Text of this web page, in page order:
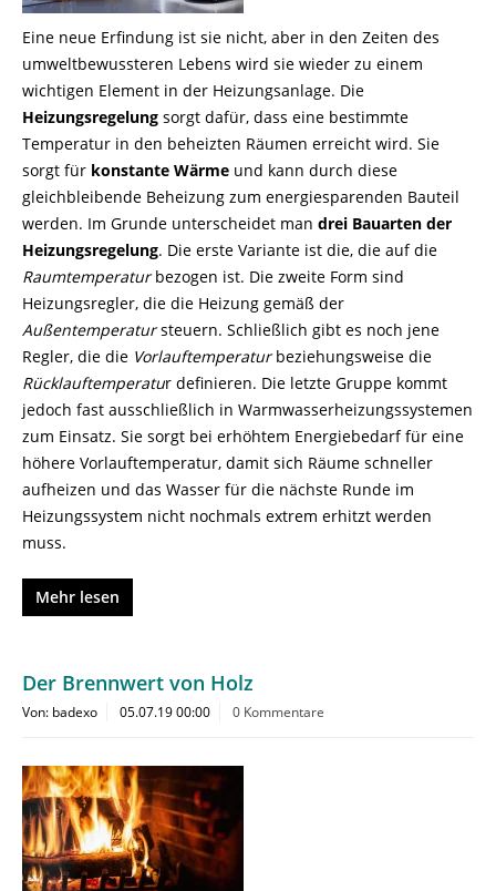
Eine neue Erfindung ist sie nicht, aber in den Zeiten des
umweltbewussteren Lebens wird sie wieder zu einem
wichtigen Element in der Heizungsanlage. Die
Heizungsregelung sorgt dafür, dass eine bestimmte
Temperatur in den beheizten Räumen erreicht wird. Sie
sorgt für konstante Wärme und kann durch diese
gleichbleibende Beheizung zum energiesparenden Bauteil
werden. Im Grunde unterscheidet man drei Bauarten der
Heizungsregelung. Die erste Variante ist die, die auf die
Raumtemperaturbezogen ist. Die zweite Form sind
Heizungsregler, die die Heizung gemäß der
Außentemperatursteuern. Schließlich gibt es noch jene
Regler, die die Vorlauftemperaturbeziehungsweise die
Rücklauftemperatur definieren. Die letzte Gruppe kommt
jedoch fast ausschließlich in Warmwasserheizungssystemen
zum Einsatz. Sie sorgt bei erhöhtem Energiebedarf für eine
höhere Vorlauftemperatur, damit sich Räume schneller
aufheizen und das Wasser für die nächste Runde im
Heizungssystem nicht nochmals extrem erhitzt werden
muss.
Mehr lesen
Der Brennwert von Holz
Von: badexo 05.07.19 00:00 0 Kommentare